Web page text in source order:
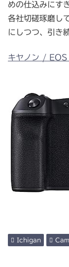
めの仕込みにす
各社切磋琢磨し
にしつつ、引き
キヤノン / EOS
Ichigan